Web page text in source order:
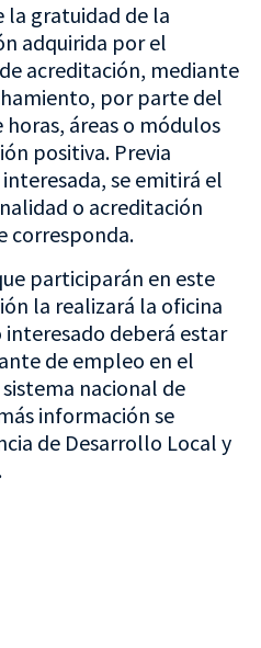
la gratuidad de la
adquirida por el
acreditación, mediante
por parte del
horas, áreas o módulos
positiva. Previa
se emitirá el
o acreditación
corresponda.
participarán en este
la realizará la oficina
interesado deberá estar
de empleo en el
sistema nacional de
información se
de Desarrollo Local y